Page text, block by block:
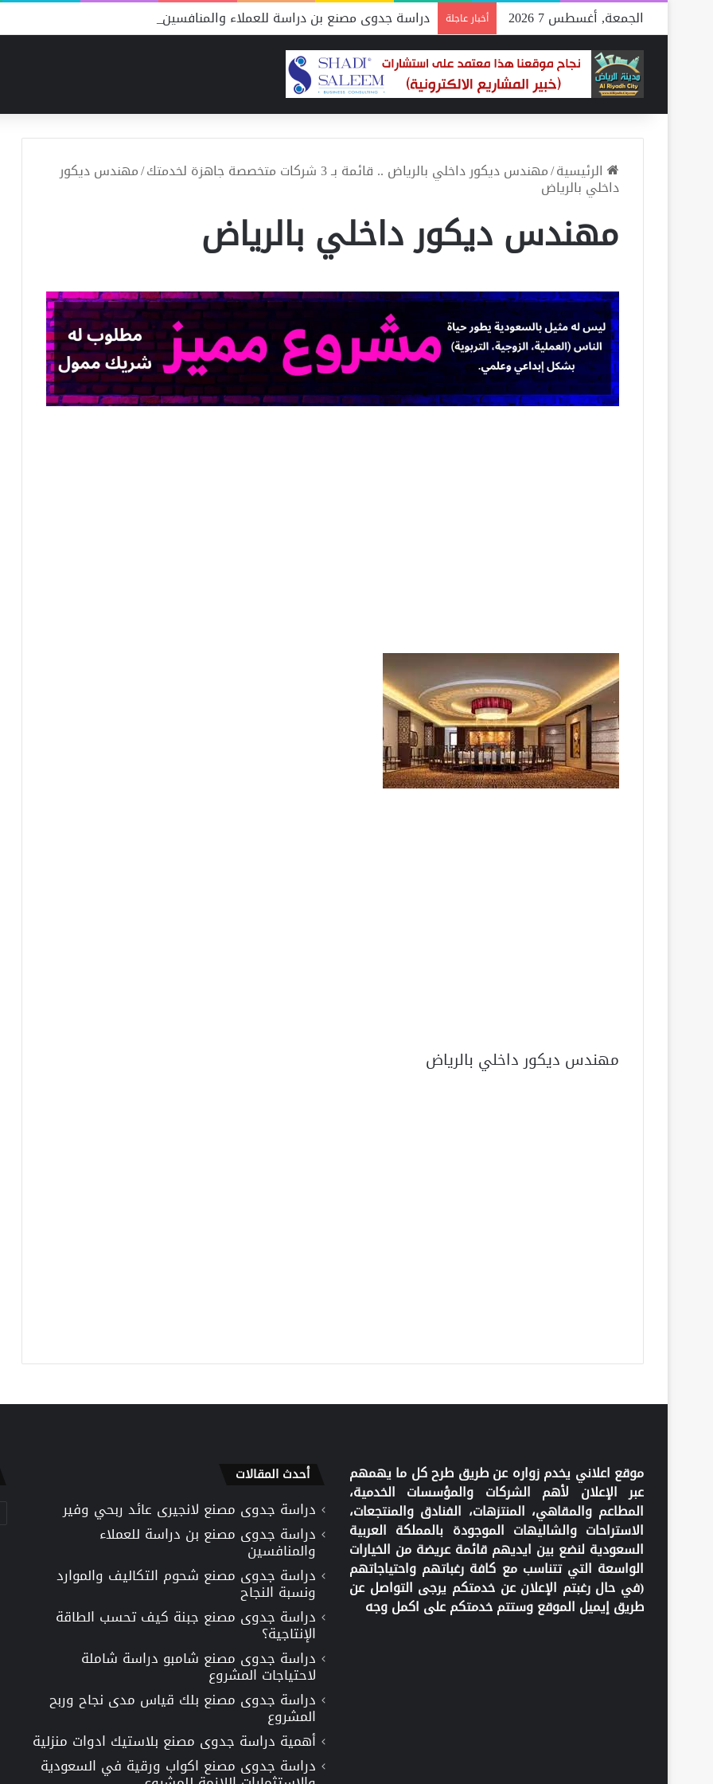
الجمعة, أغسطس 7 2026 أخبار عاجلة دراسة جدوى مصنع بن دراسة للعملاء والمنافسين
الرئيسية/مهندس ديكور داخلي بالرياض .. قائمة بـ 3 شركات متخصصة جاهزة لخدمتك /مهندس ديكور
داخلي بالرياض
مهندس ديكور داخلي بالرياض
مهندس ديكور داخلي بالرياض
موقع اعلاني يخدم زواره عن طريق طرح كل ما يهمهم
عبر الإعلان لأهم الشركات والمؤسسات الخدمية،
المطاعم والمقاهي، المنتزهات، الفنادق والمنتجعات،
الاستراحات والشاليهات الموجودة بالمملكة العربية
السعودية لنضع بين ايديهم قائمة عريضة من الخيارات
الواسعة التي تتناسب مع كافة رغباتهم واحتياجاتهم
(في حال رغبتم الإعلان عن خدمتكم يرجى التواصل عن
طريق إيميل الموقع وستتم خدمتكم على اكمل وجه
أحدث المقالات
دراسة جدوى مصنع لانجيرى عائد ربحي وفير
دراسة جدوى مصنع بن دراسة للعملاء
والمنافسين
دراسة جدوى مصنع شحوم التكاليف والموارد
ونسبة النجاح
دراسة جدوى مصنع جبنة كيف تحسب الطاقة
الإنتاجية؟
دراسة جدوى مصنع شامبو دراسة شاملة
لاحتياجات المشروع
دراسة جدوى مصنع بلك قياس مدى نجاح وربح
المشروع
أهمية دراسة جدوى مصنع بلاستيك ادوات منزلية
دراسة جدوى مصنع اكواب ورقية في السعودية